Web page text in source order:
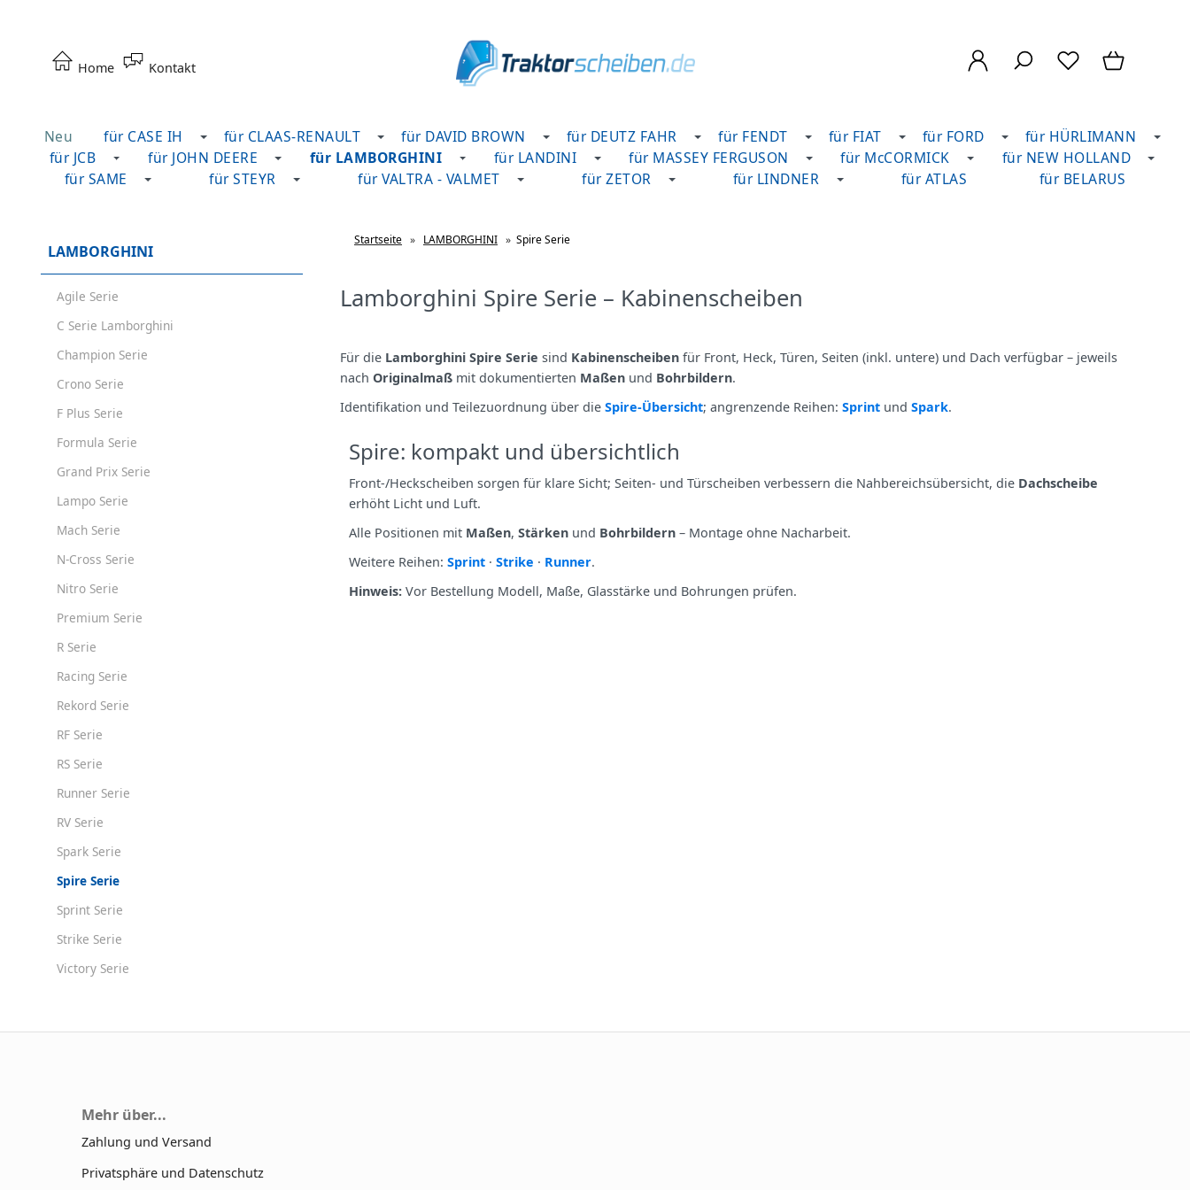
Home Kontakt
Neu für CASE IH für CLAAS-RENAULT für DAVID BROWN für DEUTZ FAHR für FENDT für FIAT für FORD
für HÜRLIMANN
für JCB
für JOHN DEERE für LAMBORGHINI für LANDINI für MASSEY FERGUSON für McCORMICK
für NEW HOLLAND
für SAME
für STEYR für VALTRA - VALMET für ZETOR für LINDNER für ATLAS für BELARUS
LAMBORGHINI
Agile Serie
C Serie Lamborghini
Champion Serie
Crono Serie
F Plus Serie
Formula Serie
Grand Prix Serie
Lampo Serie
Mach Serie
N-Cross Serie
Nitro Serie
Premium Serie
R Serie
Racing Serie
Rekord Serie
RF Serie
RS Serie
Runner Serie
RV Serie
Spark Serie
Spire Serie
Sprint Serie
Strike Serie
Victory Serie
Startseite » LAMBORGHINI » Spire Serie
Lamborghini Spire Serie – Kabinenscheiben
Für die Lamborghini Spire Serie sind Kabinenscheiben für Front, Heck, Türen, Seiten (inkl. untere) und Dach verfügbar – jeweils
nach Originalmaß mit dokumentierten Maßen und Bohrbildern.
Identifikation und Teilezuordnung über die Spire‑Übersicht; angrenzende Reihen: Sprint und Spark.
Spire: kompakt und übersichtlich
Front‑/Heckscheiben sorgen für klare Sicht; Seiten‑ und Türscheiben verbessern die Nahbereichsübersicht, die Dachscheibe
erhöht Licht und Luft.
Alle Positionen mit Maßen, Stärken und Bohrbildern – Montage ohne Nacharbeit.
Weitere Reihen: Sprint · Strike · Runner.
Hinweis: Vor Bestellung Modell, Maße, Glasstärke und Bohrungen prüfen.
Mehr über...
Zahlung und Versand
Privatsphäre und Datenschutz